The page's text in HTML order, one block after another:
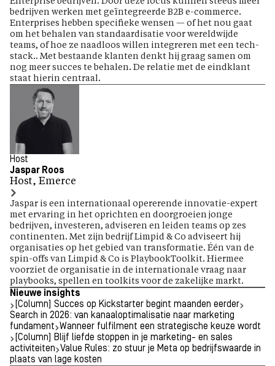
bedrijven werken met geïntegreerde B2B e-commerce.
Enterprises hebben specifieke wensen — of het nou gaat
om het behalen van standaardisatie voor wereldwijde
teams, of hoe ze naadloos willen integreren met een tech-
stack.. Met bestaande klanten denkt hij graag samen om
nog meer succes te behalen. De relatie met de eindklant
staat hierin centraal.
Host
Jaspar Roos
Host, Emerce
Jaspar is een internationaal opererende innovatie-expert
met ervaring in het oprichten en doorgroeien jonge
bedrijven, investeren, adviseren en leiden teams op zes
continenten. Met zijn bedrijf Limpid & Co adviseert hij
organisaties op het gebied van transformatie. Één van de
spin-offs van Limpid & Co is PlaybookToolkit. Hiermee
voorziet de organisatie in de internationale vraag naar
playbooks, spellen en toolkits voor de zakelijke markt.
Nieuwe insights
[Column] Succes op Kickstarter begint maanden eerder
Search in 2026: van kanaaloptimalisatie naar marketing
fundament Wanneer fulfilment een strategische keuze wordt
[Column] Blijf liefde stoppen in je marketing- en sales
activiteiten
Value Rules: zo stuur je Meta op bedrijfswaarde in
plaats van lage kosten